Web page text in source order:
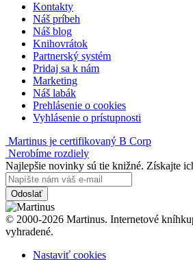
Kontakty
Náš príbeh
Náš blog
Knihovrátok
Partnerský systém
Pridaj sa k nám
Marketing
Náš labák
Prehlásenie o cookies
Vyhlásenie o prístupnosti
Martinus je certifikovaný B Corp
Nerobíme rozdiely
Najlepšie novinky sú tie knižné. Získajte
Odoslať
© 2000-2026 Martinus. Internetové
vyhradené.
Nastaviť cookies